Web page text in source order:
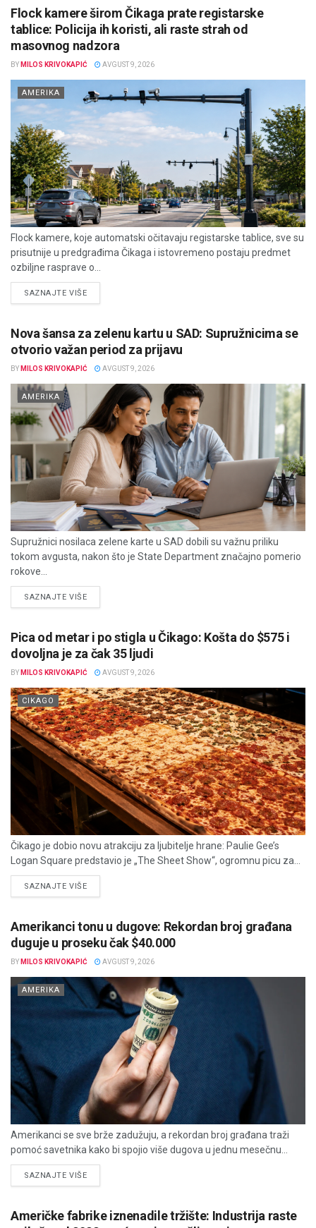
Flock kamere širom Čikaga prate registarske
tablice: Policija ih koristi, ali raste strah od
masovnog nadzora
BY MILOS KRIVOKAPIĆ AVGUST 9, 2026
AMERIKA
Flock kamere, koje automatski očitavaju registarske tablice, sve su
prisutnije u predgrađima Čikaga i istovremeno postaju predmet
ozbiljne rasprave o...
SAZNAJTE VIŠEDETAILS
Nova šansa za zelenu kartu u SAD: Supružnicima se
otvorio važan period za prijavu
BY MILOS KRIVOKAPIĆ AVGUST 9, 2026
AMERIKA
Supružnici nosilaca zelene karte u SAD dobili su važnu priliku
tokom avgusta, nakon što je State Department značajno pomerio
rokove...
SAZNAJTE VIŠEDETAILS
Pica od metar i po stigla u Čikago: Košta do $575 i
dovoljna je za čak 35 ljudi
BY MILOS KRIVOKAPIĆ AVGUST 9, 2026
CIKAGO
Čikago je dobio novu atrakciju za ljubitelje hrane: Paulie Gee’s
Logan Square predstavio je „The Sheet Show“, ogromnu picu za...
SAZNAJTE VIŠEDETAILS
Amerikanci tonu u dugove: Rekordan broj građana
duguje u proseku čak $40.000
BY MILOS KRIVOKAPIĆ AVGUST 9, 2026
AMERIKA
Amerikanci se sve brže zadužuju, a rekordan broj građana traži
pomoć savetnika kako bi spojio više dugova u jednu mesečnu...
SAZNAJTE VIŠEDETAILS
Američke fabrike iznenadile tržište: Industrija raste